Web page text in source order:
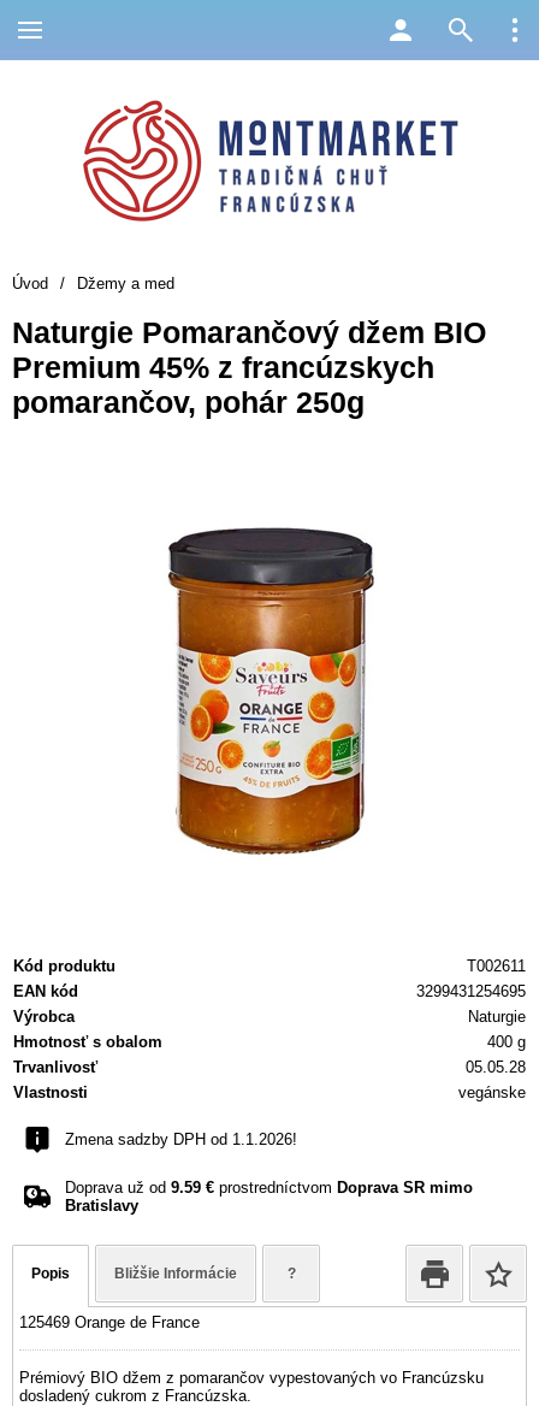
Úvod / Džemy a med
Naturgie Pomarančový džem BIO
Premium 45% z francúzskych
pomarančov, pohár 250g
Kód produktu
T002611
EAN kód
3299431254695
Výrobca
Naturgie
Hmotnosť s obalom
400 g
Trvanlivosť
05.05.28
Vlastnosti
vegánske
Zmena sadzby DPH od 1.1.2026!
Doprava už od 9.59 € prostredníctvom Doprava SR mimo
Bratislavy
Popis Bližšie Informácie ?
125469 Orange de France
Prémiový BIO džem z pomarančov vypestovaných vo Francúzsku
dosladený cukrom z Francúzska.